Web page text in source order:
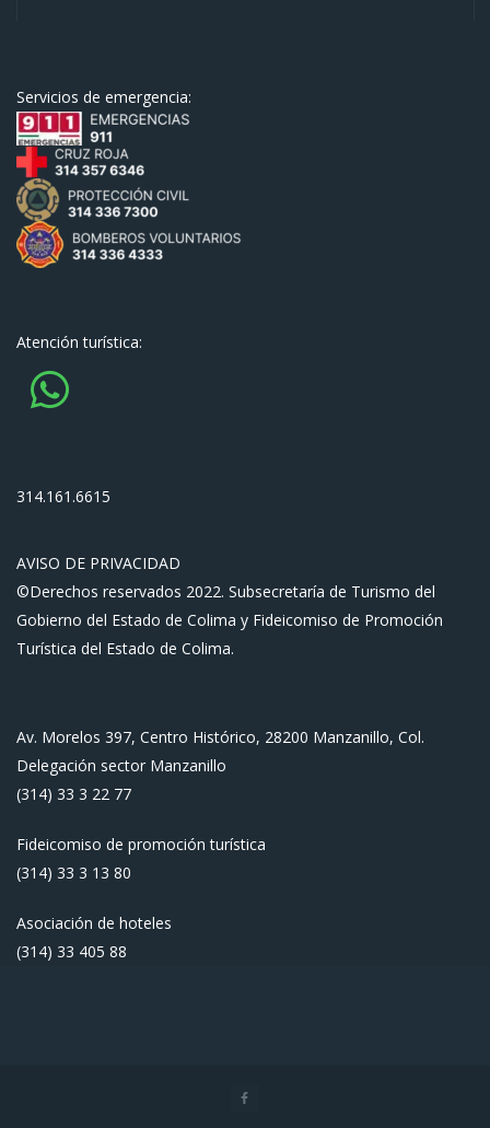
Servicios de emergencia:
Atención turística:
314.161.6615
AVISO DE PRIVACIDAD
©Derechos reservados 2022. Subsecretaría de Turismo del
Gobierno del Estado de Colima y Fideicomiso de Promoción
Turística del Estado de Colima.
Av. Morelos 397, Centro Histórico, 28200 Manzanillo, Col.
Delegación sector Manzanillo
(314) 33 3 22 77
Fideicomiso de promoción turística
(314) 33 3 13 80
Asociación de hoteles
(314) 33 405 88